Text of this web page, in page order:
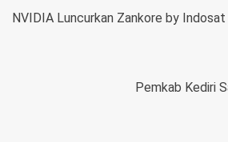
NVIDIA Luncurkan Zankore by Indosat
Pemkab Kediri